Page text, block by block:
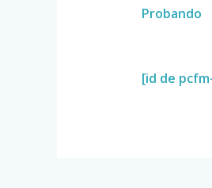
Probando
[id de